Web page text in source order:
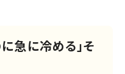
急に冷める」そ